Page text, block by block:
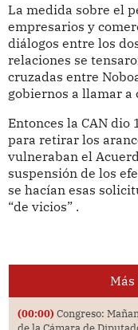
La medida sobre el
empresarios y
diálogos entre los
relaciones se
cruzadas entre
gobiernos a llamar a
Entonces la CAN dio
para retirar los
vulneraban el
suspensión de los
se hacían esas
“de vicios” .
(00:00) Congreso: